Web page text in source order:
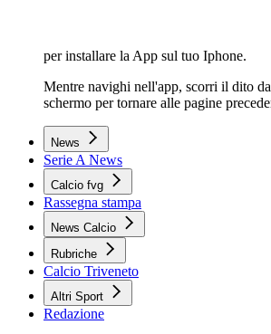
per installare la App sul tuo Iphone.
Mentre navighi nell'app, scorri il dito
schermo per tornare alle pagine
News
Serie A News
Calcio fvg
Rassegna stampa
News Calcio
Rubriche
Calcio Triveneto
Altri Sport
Redazione